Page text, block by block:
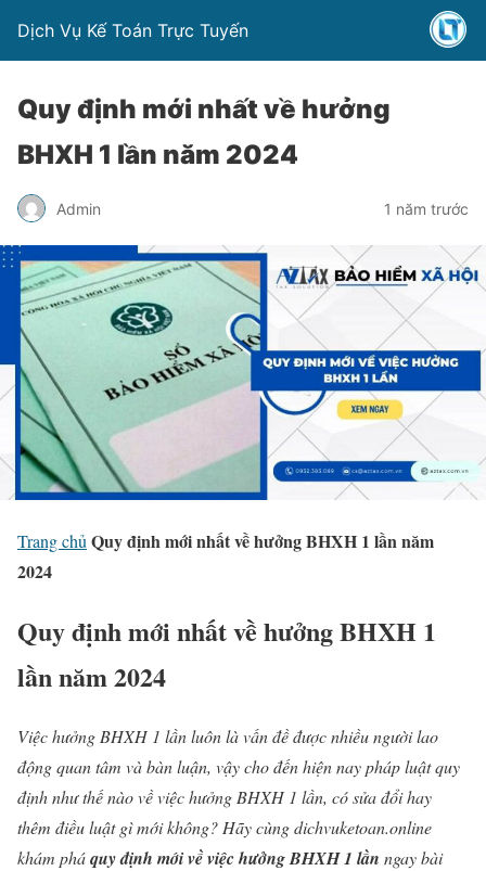
Dịch Vụ Kế Toán Trực Tuyến
Quy định mới nhất về hưởng
BHXH 1 lần năm 2024
Admin 1 năm trước
Trang chủ Quy định mới nhất về hưởng BHXH 1 lần năm
2024
Quy định mới nhất về hưởng BHXH 1
lần năm 2024
Việc hưởng BHXH 1 lần luôn là vấn đề được nhiều người lao
động quan tâm và bàn luận, vậy cho đến hiện nay pháp luật quy
định như thế nào về việc hưởng BHXH 1 lần, có sửa đổi hay
thêm điều luật gì mới không? Hãy cùng dichvuketoan.online
khám pháquy định mới về việc hưởng BHXH 1 lần ngay bài